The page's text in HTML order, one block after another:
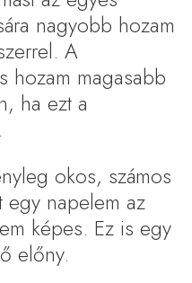
nagyobb hozam
A
hozam magasabb
ha ezt a
okos, számos
egy napelem az
képes. Ez is egy
előny.